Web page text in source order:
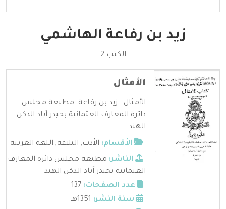
زيد بن رفاعة الهاشمي
الكتب 2
الأمثال
الأمثال - زيد بن رفاعة -مطبعة مجلس
دائرة المعارف العثمانية بحيدر آباد الدكن
الهند ...
الأقسام: الأدب, البلاغة, اللغة العربية
الناشر: مطبعة مجلس دائرة المعارف
العثمانية بحيدر آباد الدكن الهند
عدد الصفحات:
سنة النشر: